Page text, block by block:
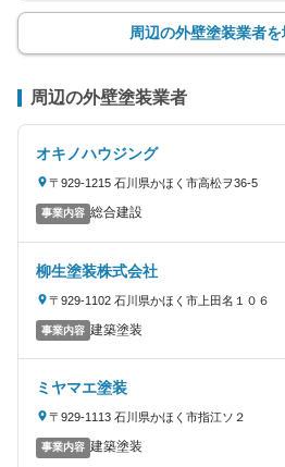
周辺の外壁塗装業者
周辺の外壁塗装業者
オキノハウジング
〒929-1215 石川県かほく市高松ヲ36-5
事業内容 総合建設
柳生塗装株式会社
〒929-1102 石川県かほく市上田名１０６
事業内容 建築塗装
ミヤマエ塗装
〒929-1113 石川県かほく市指江ソ２
事業内容 建築塗装